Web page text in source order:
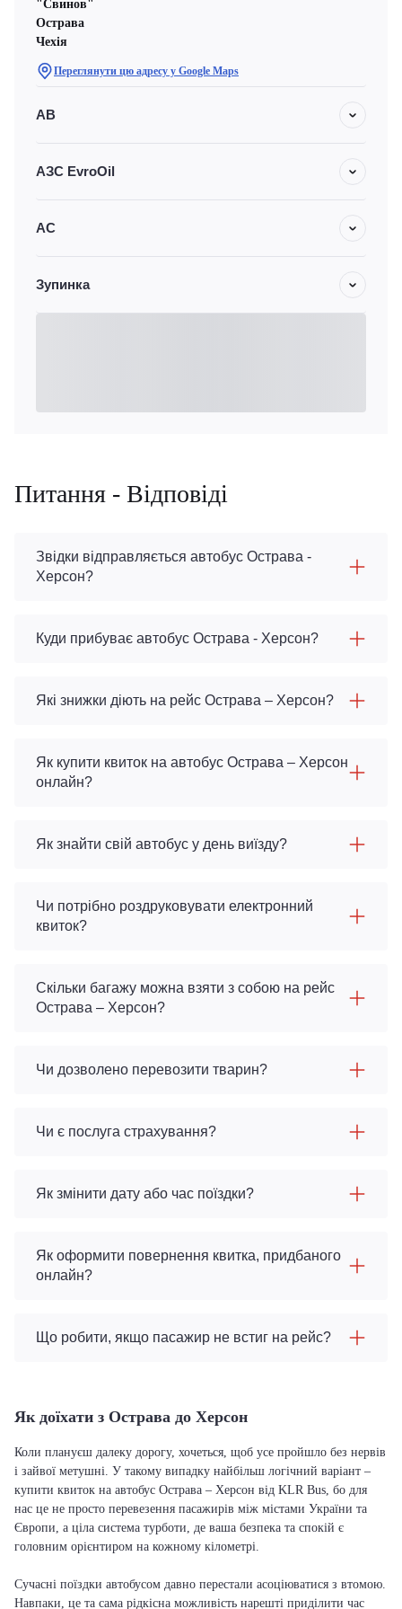
"Свинов"
Острава
Чехiя
Переглянути цю адресу у Google Maps
АВ
АЗС EvroOil
АС
Зупинка
Питання - Відповіді
Звідки відправляється автобус Острава -
Херсон?
Куди прибуває автобус Острава - Херсон?
Які знижки діють на рейс Острава – Херсон?
Як купити квиток на автобус Острава – Херсон
онлайн?
Як знайти свій автобус у день виїзду?
Чи потрібно роздруковувати електронний
квиток?
Скільки багажу можна взяти з собою на рейс
Острава – Херсон?
Чи дозволено перевозити тварин?
Чи є послуга страхування?
Як змінити дату або час поїздки?
Як оформити повернення квитка, придбаного
онлайн?
Що робити, якщо пасажир не встиг на рейс?
Як доїхати з Острава до Херсон
Коли плануєш далеку дорогу, хочеться, щоб усе пройшло без нервів
і зайвої метушні. У такому випадку найбільш логічний варіант –
купити квиток на автобус Острава – Херсон від KLR Bus, бо для
нас це не просто перевезення пасажирів між містами України та
Європи, а ціла система турботи, де ваша безпека та спокій є
головним орієнтиром на кожному кілометрі.
Сучасні поїздки автобусом давно перестали асоціюватися з втомою.
Навпаки, це та сама рідкісна можливість нарешті приділити час